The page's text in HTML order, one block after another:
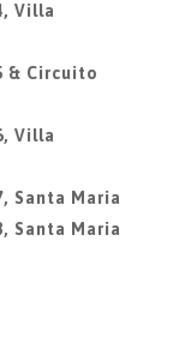
Villa
& Circuito
Villa
Santa Maria
Santa Maria